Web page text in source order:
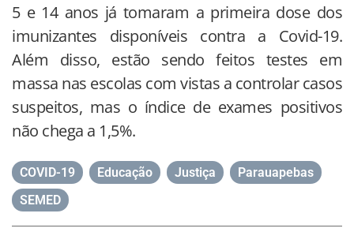
5 e 14 anos já tomaram a primeira dose dos
imunizantes disponíveis contra a Covid-19.
Além disso, estão sendo feitos testes em
massa nas escolas com vistas a controlar casos
suspeitos, mas o índice de exames positivos
não chega a 1,5%.
COVID-19 Educação Justiça Parauapebas
SEMED